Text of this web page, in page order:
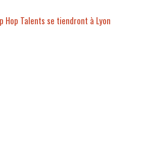
Hop Talents se tiendront à Lyon